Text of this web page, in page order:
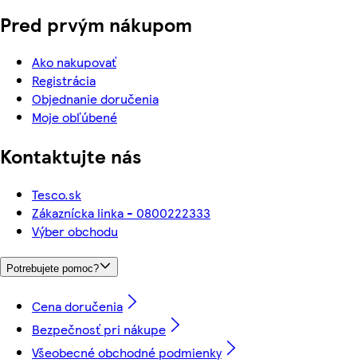
Pred prvým nákupom
Ako nakupovať
Registrácia
Objednanie doručenia
Moje obľúbené
Kontaktujte nás
Tesco.sk
Zákaznícka linka - 0800222333
Výber obchodu
Potrebujete pomoc?
Cena doručenia
Bezpečnosť pri nákupe
Všeobecné obchodné podmienky